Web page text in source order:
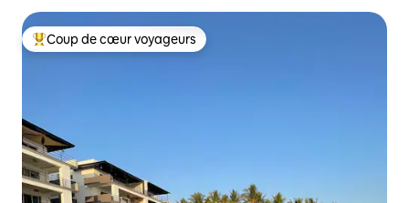
Coups de cœur voyageurs les plus appréciés
Coup de cœur voyageurs